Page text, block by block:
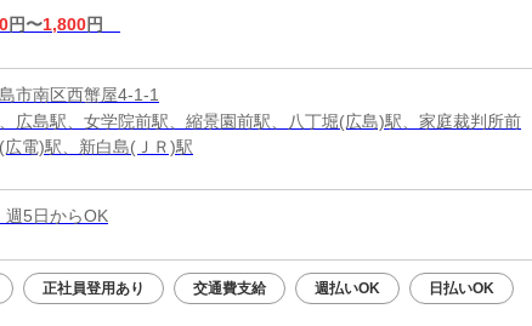
円〜1,800円
市南区西蟹屋4-1-1
広島駅、女学院前駅、縮景園前駅、八丁堀(広島)駅、家庭裁判所前
広電)駅、新白島(ＪＲ)駅
週5日からOK
正社員登用あり 交通費支給 週払いOK 日払いOK